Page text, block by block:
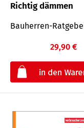
Richtig dämmen
Bauherren-
29,90 €